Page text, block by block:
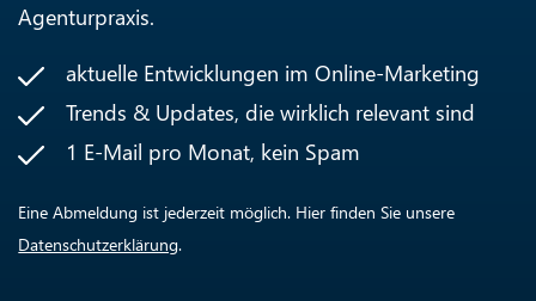
Agenturpraxis.
aktuelle Entwicklungen im Online-Marketing
Trends & Updates, die wirklich relevant sind
1 E-Mail pro Monat, kein Spam
Eine Abmeldung ist jederzeit möglich. Hier finden Sie unsere
Datenschutzerklärung.